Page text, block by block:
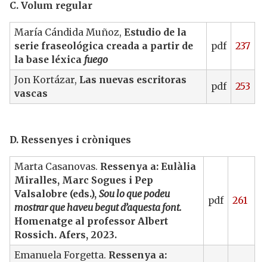
C. Volum regular
María Cándida Muñoz, Estudio de la
serie fraseológica creada a partir de
la base léxica fuego
pdf 237
Jon Kortázar, Las nuevas escritoras
vascas
pdf 253
D. Ressenyes i cròniques
Marta Casanovas. Ressenya a: Eulàlia
Miralles, Marc Sogues i Pep
Valsalobre (eds.), Sou lo que podeu
mostrar que haveu begut d’aquesta font.
Homenatge al professor Albert
Rossich. Afers, 2023.
pdf 261
Emanuela Forgetta. Ressenya a: